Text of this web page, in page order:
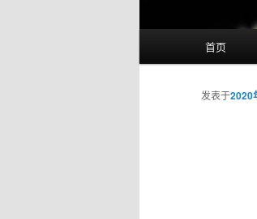
首页
发表于2020